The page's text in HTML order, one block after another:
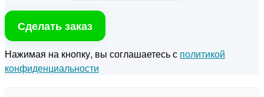
Сделать заказ
Нажимая на кнопку, вы соглашаетесь с политикой
конфиденциальности